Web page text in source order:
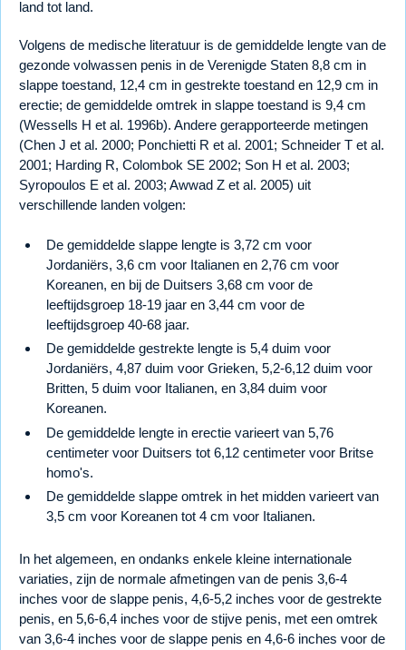
land tot land.
Volgens de medische literatuur is de gemiddelde lengte van de
gezonde volwassen penis in de Verenigde Staten 8,8 cm in
slappe toestand, 12,4 cm in gestrekte toestand en 12,9 cm in
erectie; de gemiddelde omtrek in slappe toestand is 9,4 cm
(Wessells H et al. 1996b). Andere gerapporteerde metingen
(Chen J et al. 2000; Ponchietti R et al. 2001; Schneider T et al.
2001; Harding R, Colombok SE 2002; Son H et al. 2003;
Syropoulos E et al. 2003; Awwad Z et al. 2005) uit
verschillende landen volgen:
De gemiddelde slappe lengte is 3,72 cm voor
Jordaniërs, 3,6 cm voor Italianen en 2,76 cm voor
Koreanen, en bij de Duitsers 3,68 cm voor de
leeftijdsgroep 18-19 jaar en 3,44 cm voor de
leeftijdsgroep 40-68 jaar.
De gemiddelde gestrekte lengte is 5,4 duim voor
Jordaniërs, 4,87 duim voor Grieken, 5,2-6,12 duim voor
Britten, 5 duim voor Italianen, en 3,84 duim voor
Koreanen.
De gemiddelde lengte in erectie varieert van 5,76
centimeter voor Duitsers tot 6,12 centimeter voor Britse
homo's.
De gemiddelde slappe omtrek in het midden varieert van
3,5 cm voor Koreanen tot 4 cm voor Italianen.
In het algemeen, en ondanks enkele kleine internationale
variaties, zijn de normale afmetingen van de penis 3,6-4
inches voor de slappe penis, 4,6-5,2 inches voor de gestrekte
penis, en 5,6-6,4 inches voor de stijve penis, met een omtrek
van 3,6-4 inches voor de slappe penis en 4,6-6 inches voor de